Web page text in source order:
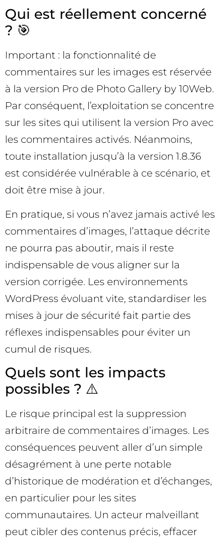
Qui est réellement concerné
? 🎯
Important : la fonctionnalité de
commentaires sur les images est réservée
à la version Pro de Photo Gallery by 10Web.
Par conséquent, l’exploitation se concentre
sur les sites qui utilisent la version Pro avec
les commentaires activés. Néanmoins,
toute installation jusqu’à la version 1.8.36
est considérée vulnérable à ce scénario, et
doit être mise à jour.
En pratique, si vous n’avez jamais activé les
commentaires d’images, l’attaque décrite
ne pourra pas aboutir, mais il reste
indispensable de vous aligner sur la
version corrigée. Les environnements
WordPress évoluant vite, standardiser les
mises à jour de sécurité fait partie des
réflexes indispensables pour éviter un
cumul de risques.
Quels sont les impacts
possibles ? ⚠️
Le risque principal est la suppression
arbitraire de commentaires d’images. Les
conséquences peuvent aller d’un simple
désagrément à une perte notable
d’historique de modération et d’échanges,
en particulier pour les sites
communautaires. Un acteur malveillant
peut cibler des contenus précis, effacer